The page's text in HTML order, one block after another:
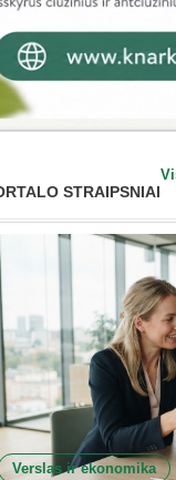
STRAIPSNIAI
Verslas ir ekonomika